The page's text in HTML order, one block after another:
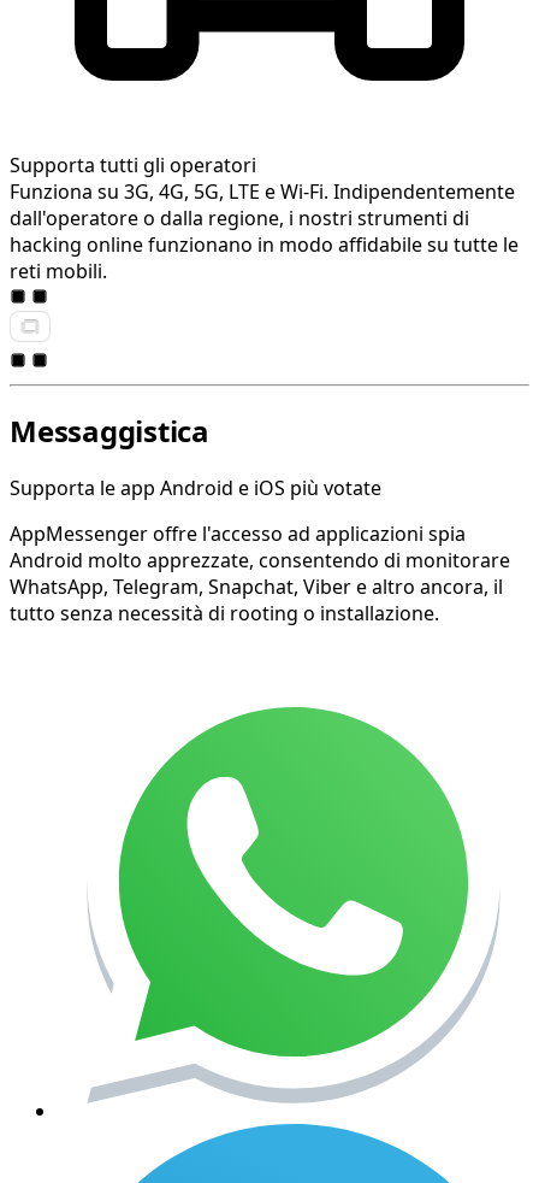
Supporta tutti gli operatori
Funziona su 3G, 4G, 5G, LTE e Wi-Fi. Indipendentemente
dall'operatore o dalla regione, i nostri strumenti di
hacking online funzionano in modo affidabile su tutte le
reti mobili.
Messaggistica
Supporta le app Android e iOS più votate
AppMessenger offre l'accesso ad applicazioni spia
Android molto apprezzate, consentendo di monitorare
WhatsApp, Telegram, Snapchat, Viber e altro ancora, il
tutto senza necessità di rooting o installazione.